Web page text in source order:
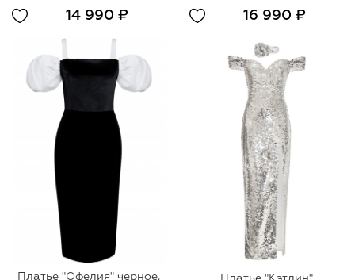
14 990 ₽ 16 990 ₽
Платье "Офелия" черное,